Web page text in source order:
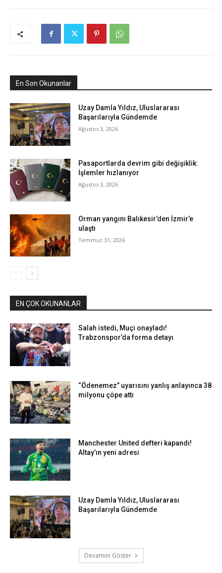
En Son Okunanlar
Uzay Damla Yıldız, Uluslararası
Başarılarıyla Gündemde
Ağustos 3, 2026
Pasaportlarda devrim gibi değişiklik:
İşlemler hızlanıyor
Ağustos 3, 2026
Orman yangını Balıkesir’den İzmir’e
ulaştı
Temmuz 31, 2026
EN ÇOK OKUNANLAR
Salah istedi, Muçi onayladı!
Trabzonspor’da forma detayı
“Ödenemez” uyarısını yanlış anlayınca 38
milyonu çöpe attı
Manchester United defteri kapandı!
Altay’ın yeni adresi
Uzay Damla Yıldız, Uluslararası
Başarılarıyla Gündemde
Devamını Göster